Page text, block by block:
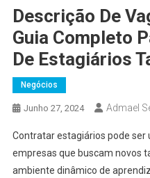
Descrição De
Guia Completo
De Estagiários
Negócios
Junho 27, 2024 Admael
Contratar estagiários pode
empresas que buscam novos
ambiente dinâmico de